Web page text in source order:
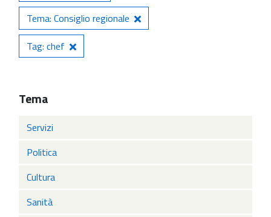
Tema: Consiglio regionale
Tag: chef
Tema
Servizi
Politica
Cultura
Sanità